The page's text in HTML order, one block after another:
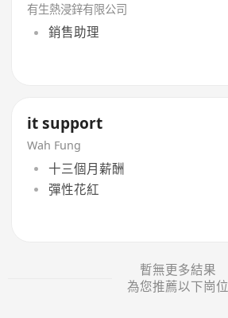
有生熱浸鋅有限公司
銷售助理
it support
Wah Fung
十三個月薪酬
彈性花紅
暫無更多結果
為您推薦以下崗位